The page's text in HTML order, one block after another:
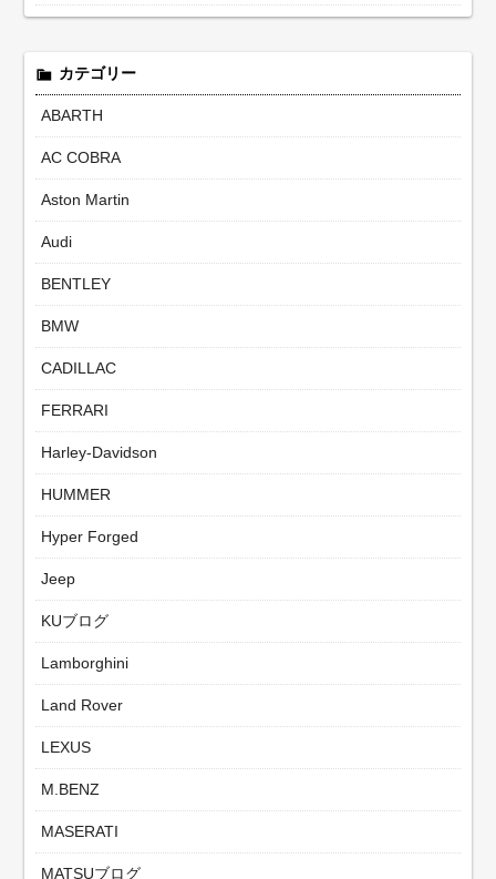
カテゴリー
ABARTH
AC COBRA
Aston Martin
Audi
BENTLEY
BMW
CADILLAC
FERRARI
Harley-Davidson
HUMMER
Hyper Forged
Jeep
KUブログ
Lamborghini
Land Rover
LEXUS
M.BENZ
MASERATI
MATSUブログ